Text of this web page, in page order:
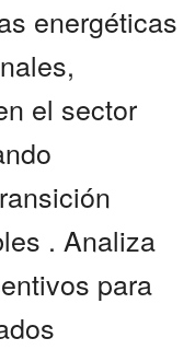
energéticas
el sector
. Analiza
para